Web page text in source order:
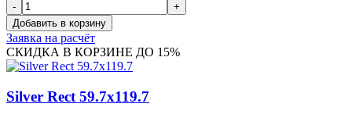
Заявка на расчёт
СКИДКА В КОРЗИНЕ ДО 15%
Silver Rect 59.7x119.7